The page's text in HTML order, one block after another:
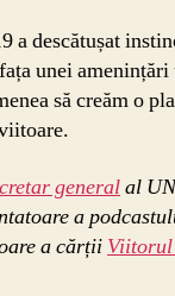
a descătușat
unei
să creăm o
generalal
a
a cărții